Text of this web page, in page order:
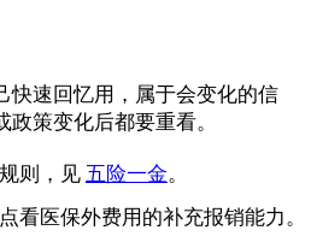
快速回忆用，属于会变化的信
策变化后都要重看。
则，见 五险一金。
看医保外费用的补充报销能力。